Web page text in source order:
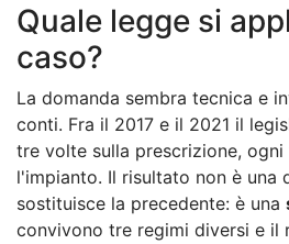
Quale legge si
caso?
La domanda sembra tecnica e
conti. Fra il 2017 e il 2021 il
tre volte sulla prescrizione,
l'impianto. Il risultato non è una
sostituisce la precedente: è una
convivono tre regimi diversi e il